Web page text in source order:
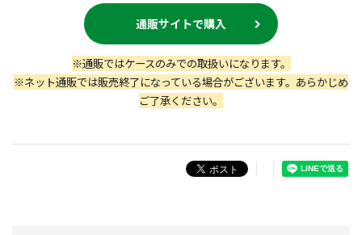
通販サイトで購入
※通販ではケースのみでの取扱いになります。
※ネット通販では販売終了になっている場合がございます。あらかじめ
ご了承ください。